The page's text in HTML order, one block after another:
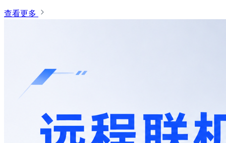
查看更多